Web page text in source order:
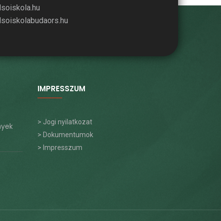
IMPRESSZUM
> Jogi nyilatkozat
> Dokumentumok
> Impresszum